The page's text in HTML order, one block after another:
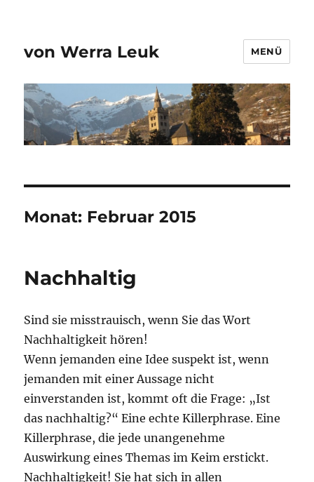
von Werra Leuk MENÜ
Monat: Februar 2015
Nachhaltig
Sind sie misstrauisch, wenn Sie das Wort
Nachhaltigkeit hören!
Wenn jemanden eine Idee suspekt ist, wenn
jemanden mit einer Aussage nicht
einverstanden ist, kommt oft die Frage: „Ist
das nachhaltig?“ Eine echte Killerphrase. Eine
Killerphrase, die jede unangenehme
Auswirkung eines Themas im Keim erstickt.
Nachhaltigkeit! Sie hat sich in allen